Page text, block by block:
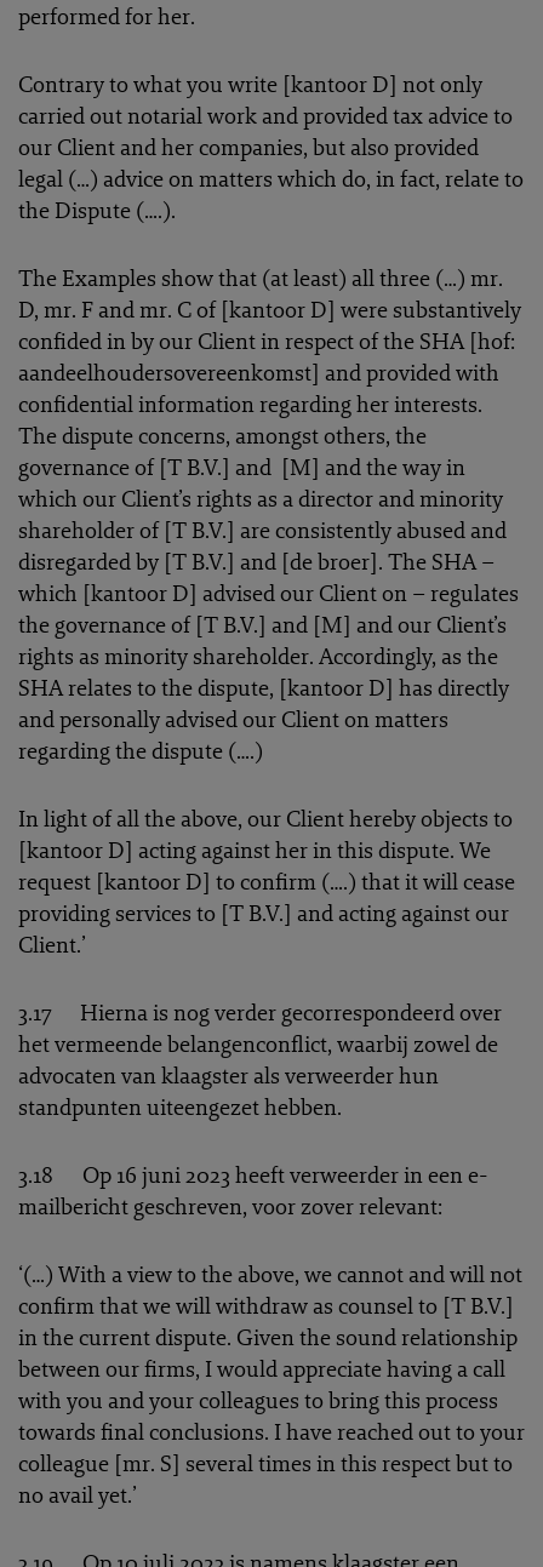
performed for her.
Contrary to what you write [kantoor D] not only
carried out notarial work and provided tax advice to
our Client and her companies, but also provided
legal (…) advice on matters which do, in fact, relate to
the Dispute (….).
The Examples show that (at least) all three (…) mr.
D, mr. F and mr. C of [kantoor D] were substantively
confided in by our Client in respect of the SHA [hof:
aandeelhoudersovereenkomst] and provided with
confidential information regarding her interests.
The dispute concerns, amongst others, the
governance of [T B.V.] and [M] and the way in
which our Client’s rights as a director and minority
shareholder of [T B.V.] are consistently abused and
disregarded by [T B.V.] and [de broer]. The SHA –
which [kantoor D] advised our Client on – regulates
the governance of [T B.V.] and [M] and our Client’s
rights as minority shareholder. Accordingly, as the
SHA relates to the dispute, [kantoor D] has directly
and personally advised our Client on matters
regarding the dispute (….)
In light of all the above, our Client hereby objects to
[kantoor D] acting against her in this dispute. We
request [kantoor D] to confirm (….) that it will cease
providing services to [T B.V.] and acting against our
Client.’
3.17 Hierna is nog verder gecorrespondeerd over
het vermeende belangenconflict, waarbij zowel de
advocaten van klaagster als verweerder hun
standpunten uiteengezet hebben.
3.18 Op 16 juni 2023 heeft verweerder in een e-
mailbericht geschreven, voor zover relevant:
‘(…) With a view to the above, we cannot and will not
confirm that we will withdraw as counsel to [T B.V.]
in the current dispute. Given the sound relationship
between our firms, I would appreciate having a call
with you and your colleagues to bring this process
towards final conclusions. I have reached out to your
colleague [mr. S] several times in this respect but to
no avail yet.’